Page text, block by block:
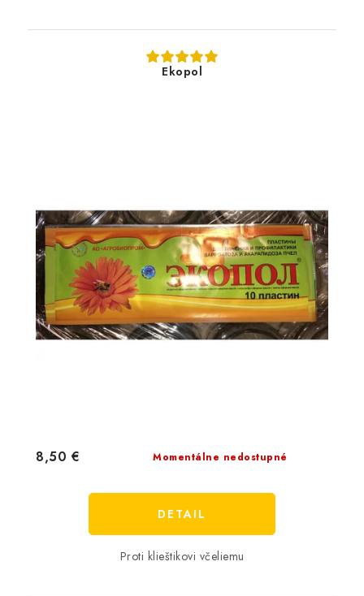
Ekopol
Momentálne nedostupné
8,50 €
DETAIL
Proti klieštikovi včeliemu